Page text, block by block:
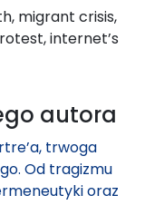
migrant crisis,
internet’s
autora
trwoga
Od tragizmu
oraz